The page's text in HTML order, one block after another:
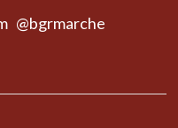
@bgrmarche